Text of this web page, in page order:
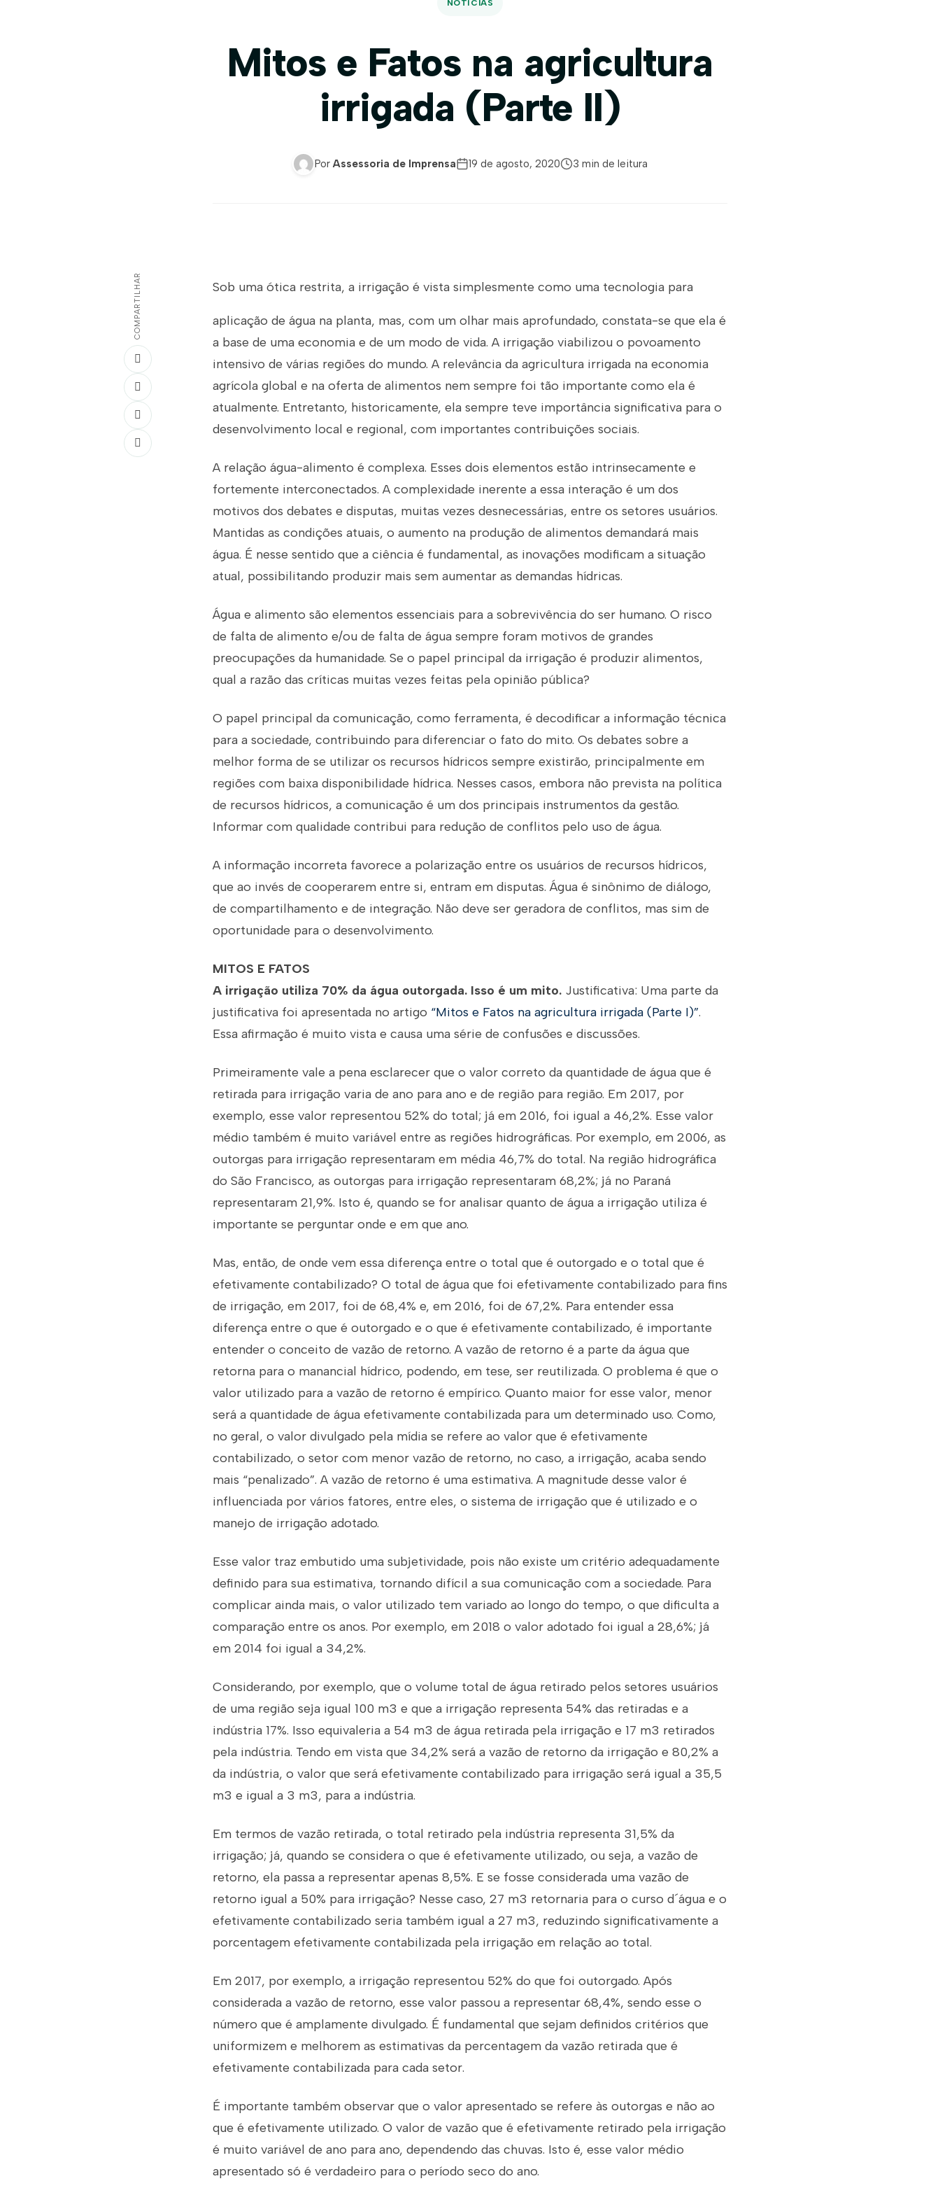
NOTÍCIAS
Mitos e Fatos na agricultura
irrigada (Parte II)
Por Assessoria de Imprensa 19 de agosto, 2020 3 min de leitura
COMPARTILHAR Sob uma ótica restrita, a irrigação é vista simplesmente como uma tecnologia para
aplicação de água na planta, mas, com um olhar mais aprofundado, constata-se que ela é
a base de uma economia e de um modo de vida. A irrigação viabilizou o povoamento
intensivo de várias regiões do mundo. A relevância da agricultura irrigada na economia
agrícola global e na oferta de alimentos nem sempre foi tão importante como ela é
atualmente. Entretanto, historicamente, ela sempre teve importância significativa para o
desenvolvimento local e regional, com importantes contribuições sociais.
A relação água-alimento é complexa. Esses dois elementos estão intrinsecamente e
fortemente interconectados. A complexidade inerente a essa interação é um dos
motivos dos debates e disputas, muitas vezes desnecessárias, entre os setores usuários.
Mantidas as condições atuais, o aumento na produção de alimentos demandará mais
água. É nesse sentido que a ciência é fundamental, as inovações modificam a situação
atual, possibilitando produzir mais sem aumentar as demandas hídricas.
Água e alimento são elementos essenciais para a sobrevivência do ser humano. O risco
de falta de alimento e/ou de falta de água sempre foram motivos de grandes
preocupações da humanidade. Se o papel principal da irrigação é produzir alimentos,
qual a razão das críticas muitas vezes feitas pela opinião pública?
O papel principal da comunicação, como ferramenta, é decodificar a informação técnica
para a sociedade, contribuindo para diferenciar o fato do mito. Os debates sobre a
melhor forma de se utilizar os recursos hídricos sempre existirão, principalmente em
regiões com baixa disponibilidade hídrica. Nesses casos, embora não prevista na política
de recursos hídricos, a comunicação é um dos principais instrumentos da gestão.
Informar com qualidade contribui para redução de conflitos pelo uso de água.
A informação incorreta favorece a polarização entre os usuários de recursos hídricos,
que ao invés de cooperarem entre si, entram em disputas. Água é sinônimo de diálogo,
de compartilhamento e de integração. Não deve ser geradora de conflitos, mas sim de
oportunidade para o desenvolvimento.
MITOS E FATOS
A irrigação utiliza 70% da água outorgada. Isso é um mito. Justificativa: Uma parte da
justificativa foi apresentada no artigo “Mitos e Fatos na agricultura irrigada (Parte I)”.
Essa afirmação é muito vista e causa uma série de confusões e discussões.
Primeiramente vale a pena esclarecer que o valor correto da quantidade de água que é
retirada para irrigação varia de ano para ano e de região para região. Em 2017, por
exemplo, esse valor representou 52% do total; já em 2016, foi igual a 46,2%. Esse valor
médio também é muito variável entre as regiões hidrográficas. Por exemplo, em 2006, as
outorgas para irrigação representaram em média 46,7% do total. Na região hidrográfica
do São Francisco, as outorgas para irrigação representaram 68,2%; já no Paraná
representaram 21,9%. Isto é, quando se for analisar quanto de água a irrigação utiliza é
importante se perguntar onde e em que ano.
Mas, então, de onde vem essa diferença entre o total que é outorgado e o total que é
efetivamente contabilizado? O total de água que foi efetivamente contabilizado para fins
de irrigação, em 2017, foi de 68,4% e, em 2016, foi de 67,2%. Para entender essa
diferença entre o que é outorgado e o que é efetivamente contabilizado, é importante
entender o conceito de vazão de retorno. A vazão de retorno é a parte da água que
retorna para o manancial hídrico, podendo, em tese, ser reutilizada. O problema é que o
valor utilizado para a vazão de retorno é empírico. Quanto maior for esse valor, menor
será a quantidade de água efetivamente contabilizada para um determinado uso. Como,
no geral, o valor divulgado pela mídia se refere ao valor que é efetivamente
contabilizado, o setor com menor vazão de retorno, no caso, a irrigação, acaba sendo
mais “penalizado”. A vazão de retorno é uma estimativa. A magnitude desse valor é
influenciada por vários fatores, entre eles, o sistema de irrigação que é utilizado e o
manejo de irrigação adotado.
Esse valor traz embutido uma subjetividade, pois não existe um critério adequadamente
definido para sua estimativa, tornando difícil a sua comunicação com a sociedade. Para
complicar ainda mais, o valor utilizado tem variado ao longo do tempo, o que dificulta a
comparação entre os anos. Por exemplo, em 2018 o valor adotado foi igual a 28,6%; já
em 2014 foi igual a 34,2%.
Considerando, por exemplo, que o volume total de água retirado pelos setores usuários
de uma região seja igual 100 m3 e que a irrigação representa 54% das retiradas e a
indústria 17%. Isso equivaleria a 54 m3 de água retirada pela irrigação e 17 m3 retirados
pela indústria. Tendo em vista que 34,2% será a vazão de retorno da irrigação e 80,2% a
da indústria, o valor que será efetivamente contabilizado para irrigação será igual a 35,5
m3 e igual a 3 m3, para a indústria.
Em termos de vazão retirada, o total retirado pela indústria representa 31,5% da
irrigação; já, quando se considera o que é efetivamente utilizado, ou seja, a vazão de
retorno, ela passa a representar apenas 8,5%. E se fosse considerada uma vazão de
retorno igual a 50% para irrigação? Nesse caso, 27 m3 retornaria para o curso d´água e o
efetivamente contabilizado seria também igual a 27 m3, reduzindo significativamente a
porcentagem efetivamente contabilizada pela irrigação em relação ao total.
Em 2017, por exemplo, a irrigação representou 52% do que foi outorgado. Após
considerada a vazão de retorno, esse valor passou a representar 68,4%, sendo esse o
número que é amplamente divulgado. É fundamental que sejam definidos critérios que
uniformizem e melhorem as estimativas da percentagem da vazão retirada que é
efetivamente contabilizada para cada setor.
É importante também observar que o valor apresentado se refere às outorgas e não ao
que é efetivamente utilizado. O valor de vazão que é efetivamente retirado pela irrigação
é muito variável de ano para ano, dependendo das chuvas. Isto é, esse valor médio
apresentado só é verdadeiro para o período seco do ano.